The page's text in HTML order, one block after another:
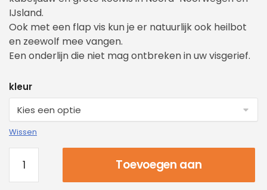
IJsland.
Ook met een flap vis kun je er natuurlijk ook heilbot
en zeewolf mee vangen.
Een onderlijn die niet mag ontbreken in uw visgerief.
kleur
Wissen
Toevoegen aan